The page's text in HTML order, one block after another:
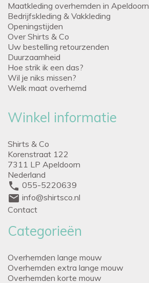
Maatkleding overhemden in Apeldoorn
Bedrijfskleding & Vakkleding
Openingstijden
Over Shirts & Co
Uw bestelling retourzenden
Duurzaamheid
Hoe strik ik een das?
Wil je niks missen?
Welk maat overhemd
Winkel informatie
Shirts & Co
Korenstraat 122
7311 LP Apeldoorn
Nederland
phone 055-5220639
mail info@shirtsco.nl
Contact
Categorieën
Overhemden lange mouw
Overhemden extra lange mouw
Overhemden korte mouw